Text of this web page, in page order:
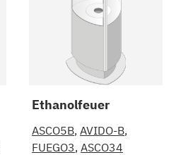
Ethanolfeuer
ASCO5B AVIDO-B
FUEGO3 ASCO34